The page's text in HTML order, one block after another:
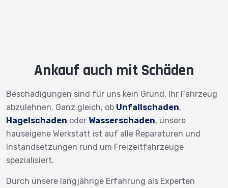
Ankauf auch mit Schäden
Beschädigungen sind für uns kein Grund, Ihr Fahrzeug
abzulehnen. Ganz gleich, ob Unfallschaden,
Hagelschaden oder Wasserschaden, unsere
hauseigene Werkstatt ist auf alle Reparaturen und
Instandsetzungen rund um Freizeitfahrzeuge
spezialisiert.
Durch unsere langjährige Erfahrung als Experten